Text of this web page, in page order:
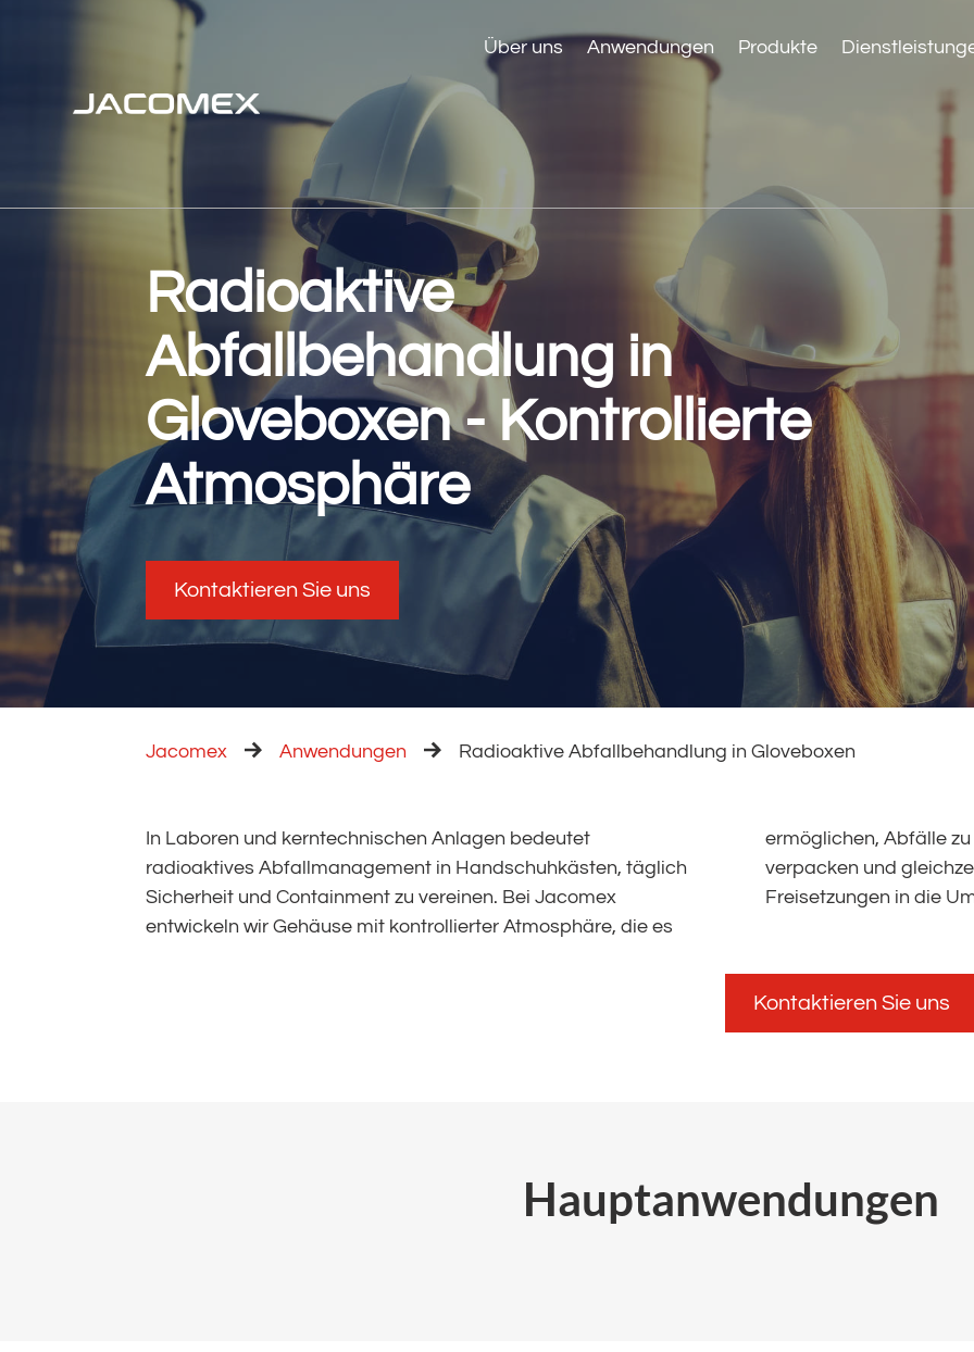
Über uns Anwendungen Produkte
Radioaktive
Abfallbehandlung in
Gloveboxen - Kontrollierte
Atmosphäre
Kontaktieren Sie uns
Jacomex Anwendungen Radioaktive Abfallbehandlung in Gloveboxen
In Laboren und kerntechnischen Anlagen bedeutet
radioaktives Abfallmanagement in Handschuhkästen, täglich
Sicherheit und Containment zu vereinen. Bei Jacomex
entwickeln wir Gehäuse mit kontrollierter Atmosphäre, die es
ermöglichen, Abfälle zu sammeln, zu sortieren und zu
verpacken und gleichzeitig die Exposition der Bediener und
Freisetzungen in die
Kontaktieren Sie uns
Hauptanwendungen